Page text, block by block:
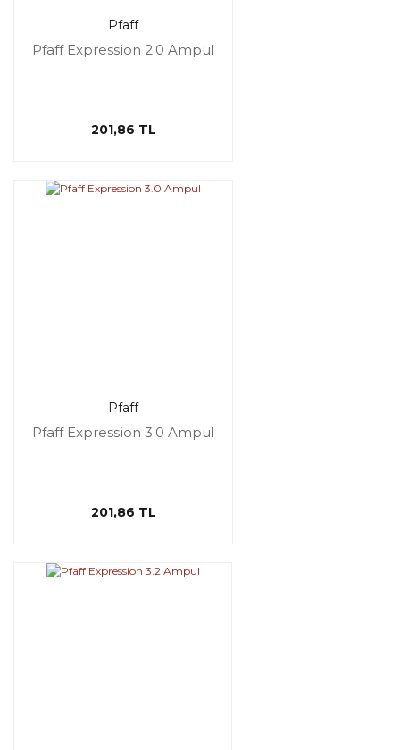
Pfaff
Pfaff Expression 2.0 Ampul
201,86 TL
Pfaff
Pfaff Expression 3.0 Ampul
201,86 TL